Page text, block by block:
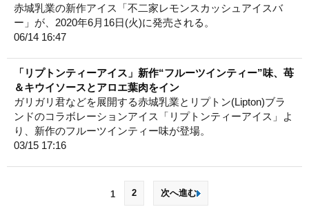
赤城乳業の新作アイス「不二家レモンスカッシュアイスバ
ー」が、2020年6月16日(火)に発売される。
06/14 16:47
「リプトンティーアイス」新作“フルーツインティー”味、苺
＆キウイソースとアロエ葉肉をイン
ガリガリ君などを展開する赤城乳業とリプトン(Lipton)ブラ
ンドのコラボレーションアイス「リプトンティーアイス」よ
り、新作のフルーツインティー味が登場。
03/15 17:16
1 2 次へ進む